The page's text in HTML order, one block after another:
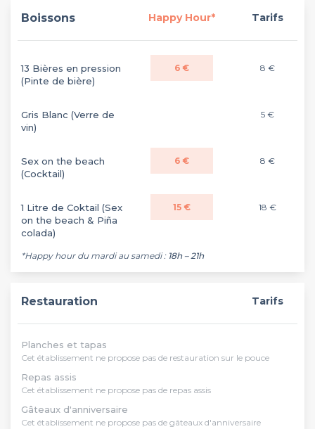
Boissons Happy Hour* Tarifs
13 Bières en pression
(Pinte de bière)
6 € 8 €
Gris Blanc (Verre de
vin)
5 €
Sex on the beach
(Cocktail)
6 € 8 €
1 Litre de Coktail (Sex
on the beach & Piña
colada)
15 € 18 €
*Happy hour du mardi au samedi : 18h – 21h
Restauration Tarifs
Planches et tapas
Cet établissement ne propose pas de restauration sur le pouce
Repas assis
Cet établissement ne propose pas de repas assis
Gâteaux d'anniversaire
Cet établissement ne propose pas de gâteaux d'anniversaire